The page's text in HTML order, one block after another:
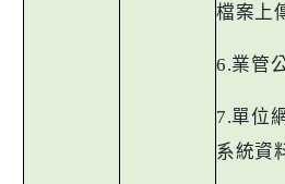
檔案上
6.業管
7.單位
系統資